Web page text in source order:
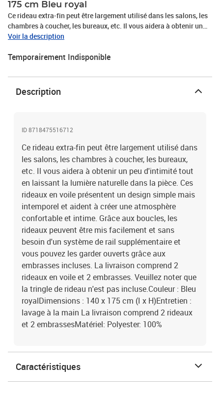
175 cm Bleu royal
Ce rideau extra-fin peut être largement utilisé dans les salons, les
chambres à coucher, les bureaux, etc. Il vous aidera à obtenir un
peu d'intimité tout en laissant la lumière naturelle dans la
intemporel et aident à créer une atmosphère confortable et intime.
besoin d'un système de rail supplémentaire et vous pouvez les
garder ouverts grâce aux embrasses incluses. La livraison
comprend 2 rideaux en voile et 2 embrasses. Veuillez noter que la
comprend 2 rideaux et 2 embrassesMatériel: Polyester: 100%
Voir la description
Temporairement Indisponible
Description
ID 8718475516712
Ce rideau extra-fin peut être largement utilisé dans
les salons, les chambres à coucher, les bureaux,
etc. Il vous aidera à obtenir un peu d'intimité tout
en laissant la lumière naturelle dans la pièce. Ces
rideaux en voile présentent un design simple mais
intemporel et aident à créer une atmosphère
confortable et intime. Grâce aux boucles, les
rideaux peuvent être mis facilement et sans
besoin d'un système de rail supplémentaire et
vous pouvez les garder ouverts grâce aux
embrasses incluses. La livraison comprend 2
rideaux en voile et 2 embrasses. Veuillez noter que
la tringle de rideau n'est pas incluse.Couleur : Bleu
royalDimensions : 140 x 175 cm (I x H)Entretien :
lavage à la main La livraison comprend 2 rideaux
et 2 embrassesMatériel: Polyester: 100%
Caractéristiques